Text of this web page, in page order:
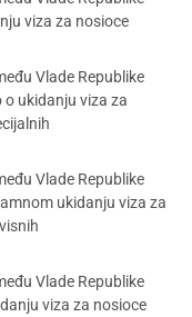
viza za nosioce
Vlade Republike
o ukidanju viza za
Vlade Republike
ukidanju viza za
Vlade Republike
viza za nosioce